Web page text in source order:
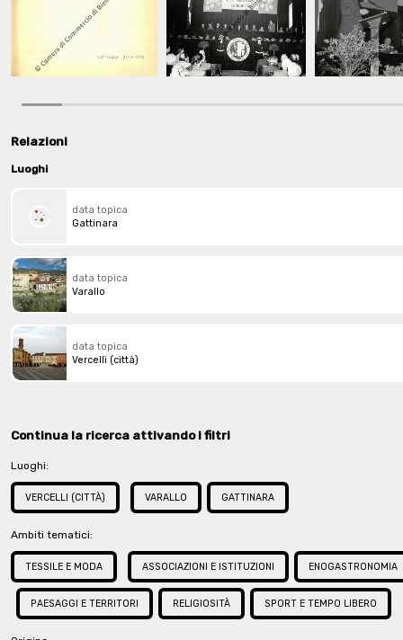
Relazioni
Luoghi
data topica
Gattinara
data topica
Varallo
data topica
Vercelli (città)
Continua la ricerca attivando i filtri
Luoghi:
VERCELLI (CITTÀ) VARALLO GATTINARA
Ambiti tematici:
TESSILE E MODA ASSOCIAZIONI E ISTITUZIONI ENOGASTRONOMIA
PAESAGGI E TERRITORI RELIGIOSITÀ SPORT E TEMPO LIBERO